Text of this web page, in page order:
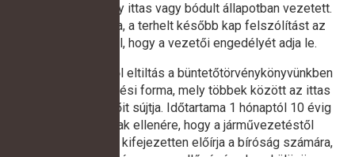
járművezető, hogy ittas vagy bódult állapotban vezetett.
Ha ez elmaradna, a terhelt később kap felszólítást az
okmányirodától, hogy a vezetői engedélyét adja le.
A járművezetéstől eltiltás a büntetőtörvénykönyvünkben
is említett büntetési forma, mely többek között az ittas
vezetés elkövetőit sújtja. Időtartama 1 hónaptól 10 évig
terjedhet. Annak ellenére, hogy a járművezetéstől
eltiltást a törvény kifejezetten előírja a bíróság számára,